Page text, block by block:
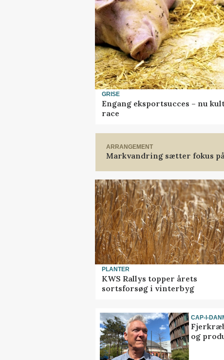
GRISE
Engang eksportsucces – nu
race
ARRANGEMENT
Markvandring sætter fokus
PLANTER
KWS Rallys topper årets
sortsforsøg i vinterbyg
CAP-I-
og